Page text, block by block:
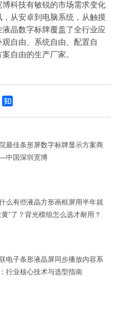
科技有敏锐的市场需求变化
从安卓到电脑系统，从触摸
晶数字标牌覆盖了全行业应
自由、系统自由、配置自
自由的生产厂家。
最佳条形屏数字标牌显示方案商
国深圳宽博
么有些液晶方形画框屏用半年就
黄”了？背光模组怎么选才耐用？
电子条形液晶屏同步播放内容系
行业核心技术与选型指南